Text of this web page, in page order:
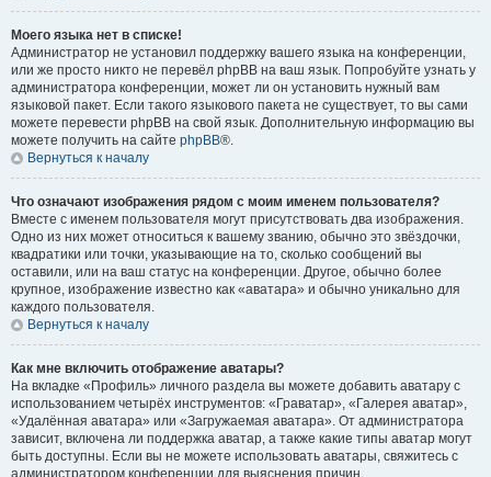
Моего языка нет в списке!
Администратор не установил поддержку вашего языка на конференции,
или же просто никто не перевёл phpBB на ваш язык. Попробуйте узнать у
администратора конференции, может ли он установить нужный вам
языковой пакет. Если такого языкового пакета не существует, то вы сами
можете перевести phpBB на свой язык. Дополнительную информацию вы
можете получить на сайте phpBB®.
Вернуться к началу
Что означают изображения рядом с моим именем пользователя?
Вместе с именем пользователя могут присутствовать два изображения.
Одно из них может относиться к вашему званию, обычно это звёздочки,
квадратики или точки, указывающие на то, сколько сообщений вы
оставили, или на ваш статус на конференции. Другое, обычно более
крупное, изображение известно как «аватара» и обычно уникально для
каждого пользователя.
Вернуться к началу
Как мне включить отображение аватары?
На вкладке «Профиль» личного раздела вы можете добавить аватару с
использованием четырёх инструментов: «Граватар», «Галерея аватар»,
«Удалённая аватара» или «Загружаемая аватара». От администратора
зависит, включена ли поддержка аватар, а также какие типы аватар могут
быть доступны. Если вы не можете использовать аватары, свяжитесь с
администратором конференции для выяснения причин.